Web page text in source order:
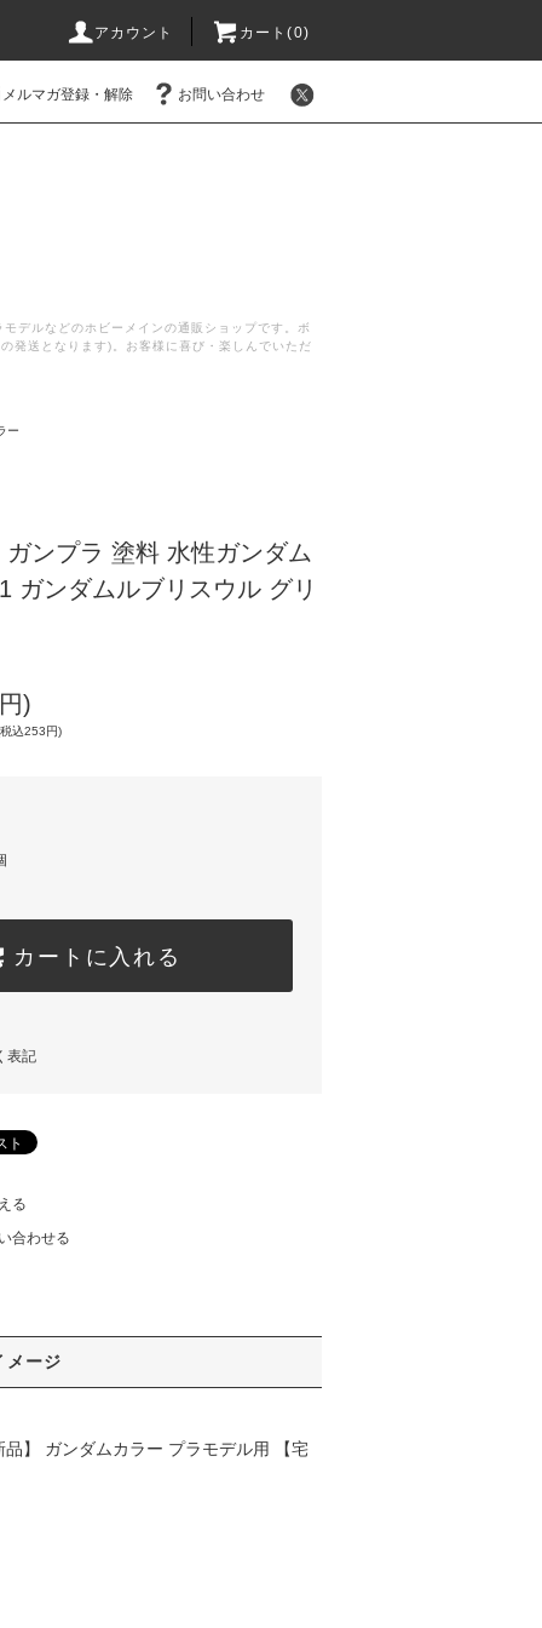
アカウント カート(0)
メルマガ登録・解除 お問い合わせ
デルなどのホビーメインの通販ショップです。ボ
発送となります)。お客様に喜び・楽しんでいただ
ー
ガンプラ 塗料 水性ガンダム
ガンダムルブリスウル グリ
)
込253円)
カートに入れる
表記
る
合わせる
メージ
】 ガンダムカラー プラモデル用 【宅